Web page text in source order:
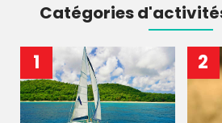
Catégories
1 2